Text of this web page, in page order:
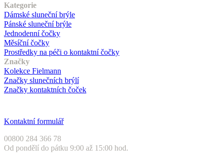
Kategorie
Dámské sluneční brýle
Pánské sluneční brýle
Jednodenní čočky
Měsíční čočky
Prostředky na péči o kontaktní čočky
Značky
Kolekce Fielmann
Značky slunečních brýlí
Značky kontaktních čoček
Kontaktní formulář
00800 284 366 78
Od pondělí do pátku 9:00 až 15:00 hod.